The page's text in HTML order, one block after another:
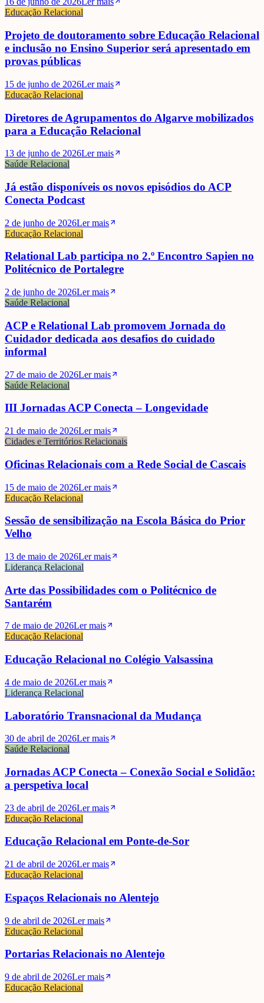
Educação Relacional
Projeto de doutoramento sobre Educação Relacional
e inclusão no Ensino Superior será apresentado em
provas públicas
15 de junho de 2026Ler mais
Educação Relacional
Diretores de Agrupamentos do Algarve mobilizados
para a Educação Relacional
13 de junho de 2026Ler mais
Saúde Relacional
Já estão disponíveis os novos episódios do ACP
Conecta Podcast
2 de junho de 2026Ler mais
Educação Relacional
Relational Lab participa no 2.º Encontro Sapien no
Politécnico de Portalegre
2 de junho de 2026Ler mais
Saúde Relacional
ACP e Relational Lab promovem Jornada do
Cuidador dedicada aos desafios do cuidado
informal
27 de maio de 2026Ler mais
Saúde Relacional
III Jornadas ACP Conecta – Longevidade
21 de maio de 2026Ler mais
Cidades e Territórios Relacionais
Oficinas Relacionais com a Rede Social de Cascais
15 de maio de 2026Ler mais
Educação Relacional
Sessão de sensibilização na Escola Básica do Prior
Velho
13 de maio de 2026Ler mais
Liderança Relacional
Arte das Possibilidades com o Politécnico de
Santarém
7 de maio de 2026Ler mais
Educação Relacional
Educação Relacional no Colégio Valsassina
4 de maio de 2026Ler mais
Liderança Relacional
Laboratório Transnacional da Mudança
30 de abril de 2026Ler mais
Saúde Relacional
Jornadas ACP Conecta – Conexão Social e Solidão:
a perspetiva local
23 de abril de 2026Ler mais
Educação Relacional
Educação Relacional em Ponte-de-Sor
21 de abril de 2026Ler mais
Educação Relacional
Espaços Relacionais no Alentejo
9 de abril de 2026Ler mais
Educação Relacional
Portarias Relacionais no Alentejo
9 de abril de 2026Ler mais
Educação Relacional